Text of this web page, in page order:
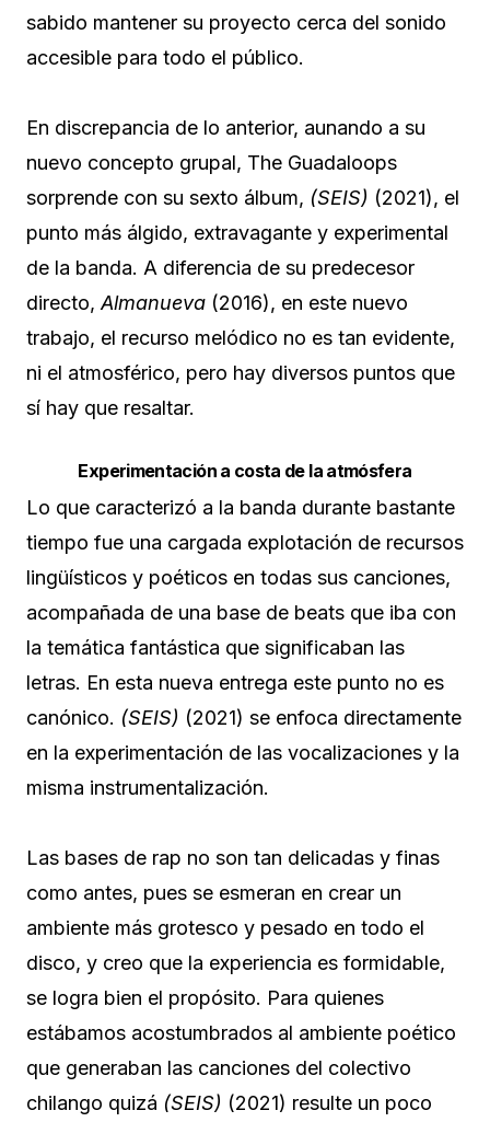
sabido mantener su proyecto cerca del sonido
accesible para todo el público.
En discrepancia de lo anterior, aunando a su
nuevo concepto grupal, The Guadaloops
sorprende con su sexto álbum, (SEIS) (2021), el
punto más álgido, extravagante y experimental
de la banda. A diferencia de su predecesor
directo, Almanueva (2016), en este nuevo
trabajo, el recurso melódico no es tan evidente,
ni el atmosférico, pero hay diversos puntos que
sí hay que resaltar.
Experimentación a costa de la atmósfera
Lo que caracterizó a la banda durante bastante
tiempo fue una cargada explotación de recursos
lingüísticos y poéticos en todas sus canciones,
acompañada de una base de beats que iba con
la temática fantástica que significaban las
letras. En esta nueva entrega este punto no es
canónico. (SEIS) (2021) se enfoca directamente
en la experimentación de las vocalizaciones y la
misma instrumentalización.
Las bases de rap no son tan delicadas y finas
como antes, pues se esmeran en crear un
ambiente más grotesco y pesado en todo el
disco, y creo que la experiencia es formidable,
se logra bien el propósito. Para quienes
estábamos acostumbrados al ambiente poético
que generaban las canciones del colectivo
chilango quizá (SEIS) (2021) resulte un poco